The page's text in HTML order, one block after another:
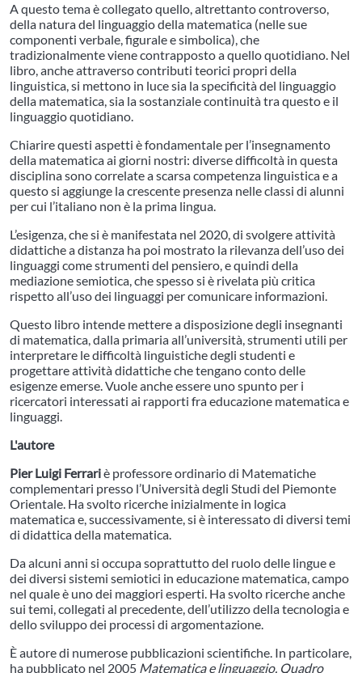
A questo tema è collegato quello, altrettanto controverso,
della natura del linguaggio della matematica (nelle sue
componenti verbale, figurale e simbolica), che
tradizionalmente viene contrapposto a quello quotidiano. Nel
libro, anche attraverso contributi teorici propri della
linguistica, si mettono in luce sia la specificità del linguaggio
della matematica, sia la sostanziale continuità tra questo e il
linguaggio quotidiano.
Chiarire questi aspetti è fondamentale per l’insegnamento
della matematica ai giorni nostri: diverse difficoltà in questa
disciplina sono correlate a scarsa competenza linguistica e a
questo si aggiunge la crescente presenza nelle classi di alunni
per cui l’italiano non è la prima lingua.
L’esigenza, che si è manifestata nel 2020, di svolgere attività
didattiche a distanza ha poi mostrato la rilevanza dell’uso dei
linguaggi come strumenti del pensiero, e quindi della
mediazione semiotica, che spesso si è rivelata più critica
rispetto all’uso dei linguaggi per comunicare informazioni.
Questo libro intende mettere a disposizione degli insegnanti
di matematica, dalla primaria all’università, strumenti utili per
interpretare le difficoltà linguistiche degli studenti e
progettare attività didattiche che tengano conto delle
esigenze emerse. Vuole anche essere uno spunto per i
ricercatori interessati ai rapporti fra educazione matematica e
linguaggi.
L'autore
Pier Luigi Ferrariè professore ordinario di Matematiche
complementari presso l’Università degli Studi del Piemonte
Orientale. Ha svolto ricerche inizialmente in logica
matematica e, successivamente, si è interessato di diversi temi
di didattica della matematica.
Da alcuni anni si occupa soprattutto del ruolo delle lingue e
dei diversi sistemi semiotici in educazione matematica, campo
nel quale è uno dei maggiori esperti. Ha svolto ricerche anche
sui temi, collegati al precedente, dell’utilizzo della tecnologia e
dello sviluppo dei processi di argomentazione.
È autore di numerose pubblicazioni scientifiche. In particolare,
ha pubblicato nel 2005 Matematica e linguaggio. Quadro